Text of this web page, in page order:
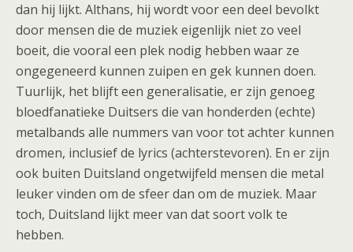
dan hij lijkt. Althans, hij wordt voor een deel bevolkt
door mensen die de muziek eigenlijk niet zo veel
boeit, die vooral een plek nodig hebben waar ze
ongegeneerd kunnen zuipen en gek kunnen doen.
Tuurlijk, het blijft een generalisatie, er zijn genoeg
bloedfanatieke Duitsers die van honderden (echte)
metalbands alle nummers van voor tot achter kunnen
dromen, inclusief de lyrics (achterstevoren). En er zijn
ook buiten Duitsland ongetwijfeld mensen die metal
leuker vinden om de sfeer dan om de muziek. Maar
toch, Duitsland lijkt meer van dat soort volk te
hebben.